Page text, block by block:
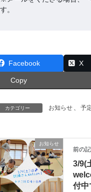
Facebook X
Copy
カテゴリー お知らせ 予
お知らせ
前の
3/9(
付中